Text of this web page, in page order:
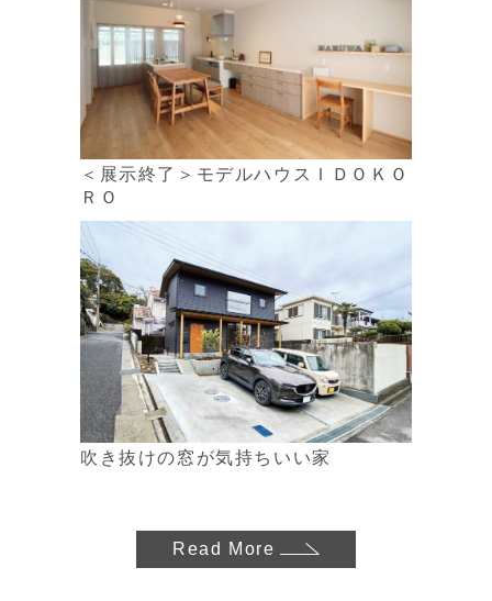
＜展示終了＞モデルハウスＩＤＯＫＯ
ＲＯ
吹き抜けの窓が気持ちいい家
Read More